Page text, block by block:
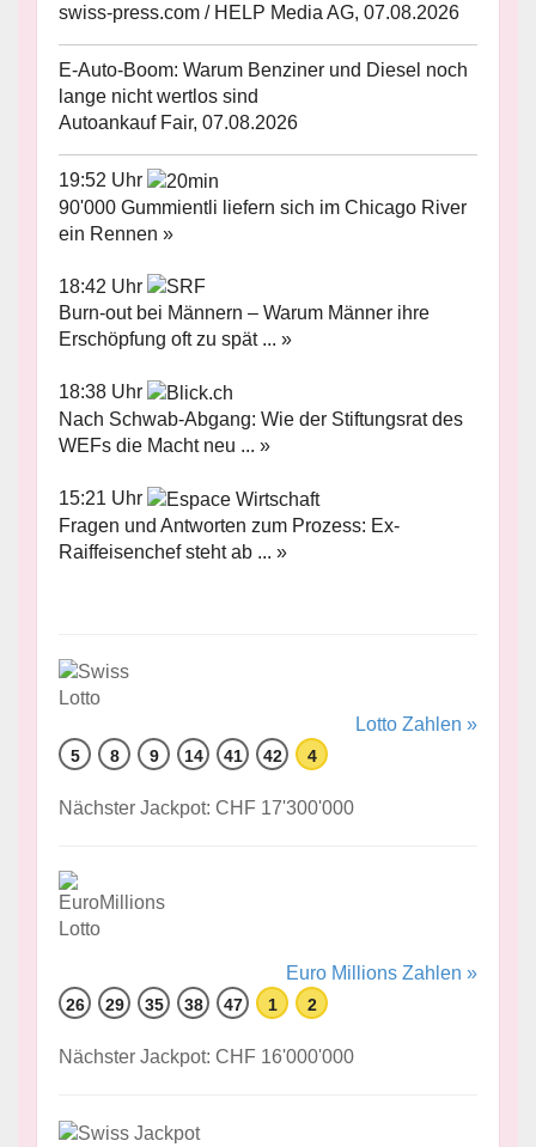
swiss-press.com / HELP Media AG, 07.08.2026
E-Auto-Boom: Warum Benziner und Diesel noch
lange nicht wertlos sind
Autoankauf Fair, 07.08.2026
19:52 Uhr
90'000 Gummientli liefern sich im Chicago River
ein Rennen »
18:42 Uhr
Burn-out bei Männern – Warum Männer ihre
Erschöpfung oft zu spät ... »
18:38 Uhr
Nach Schwab-Abgang: Wie der Stiftungsrat des
WEFs die Macht neu ... »
15:21 Uhr
Fragen und Antworten zum Prozess: Ex-
Raiffeisenchef steht ab ... »
Lotto Zahlen »
5 8 9 14 41 42 4
Nächster Jackpot: CHF 17'300'000
Euro Millions Zahlen »
26 29 35 38 47 1 2
Nächster Jackpot: CHF 16'000'000